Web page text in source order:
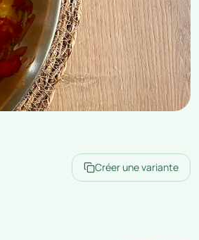
Créer une variante